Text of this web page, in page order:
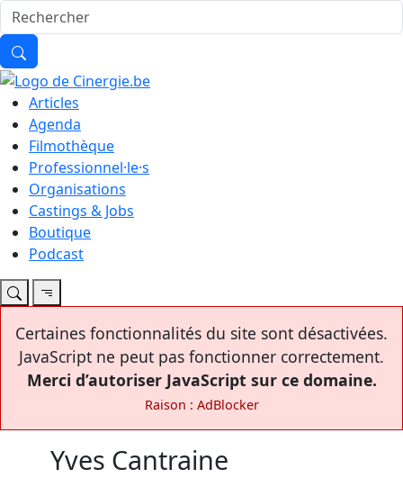
Articles
Agenda
Filmothèque
Professionnel·le·s
Organisations
Castings & Jobs
Boutique
Podcast
Certaines fonctionnalités du site sont désactivées.
JavaScript ne peut pas fonctionner correctement.
Merci d’autoriser JavaScript sur ce domaine.
Raison : AdBlocker
Yves Cantraine